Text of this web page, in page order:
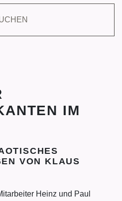
IM
VON KLAUS
Heinz und Paul